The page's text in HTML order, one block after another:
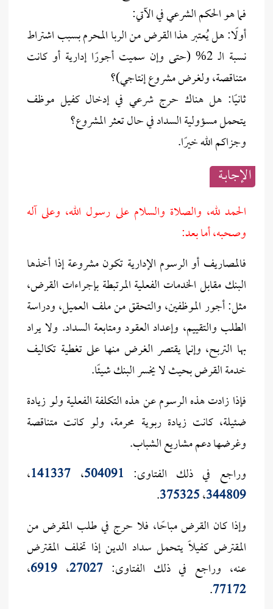
فما هو الحكم الشرعي في الآتي:
أولًا: هل يُعتبر هذا القرض من الربا المحرم بسبب اشتراط
نسبة الـ 2% (حتى وإن سميت أجورًا إدارية أو كانت
متناقصة، ولغرض مشروع إنتاجي)؟
ثانيًا: هل هناك حرج شرعي في إدخال كفيل موظف
يتحمل مسؤولية السداد في حال تعثر المشروع؟
وجزاكم الله خيرًا.
الإجابــة
الحمد لله، والصلاة والسلام على رسول الله، وعلى آله
وصحبه، أما بعد:
فالمصاريف أو الرسوم الإدارية تكون مشروعة إذا أخذها
البنك مقابل الخدمات الفعلية المرتبطة بإجراءات القرض،
مثل: أجور الموظفين، والتحقق من ملف العميل، ودراسة
الطلب والتقييم، وإعداد العقود ومتابعة السداد. ولا يراد
بها التربح، وإنما يقتصر الغرض منها على تغطية تكاليف
خدمة القرض بحيث لا يخسر البنك شيئًا.
فإذا زادت هذه الرسوم عن هذه التكلفة الفعلية ولو زيادة
ضئيلة، كانت زيادة ربوية محرمة، ولو كانت متناقصة
وغرضها دعم مشاريع الشباب.
وراجع في ذلك الفتاوى: 504091، 141337،
344809،375325
.
وإذا كان القرض مباحًا، فلا حرج في طلب المقرض من
المقترض كفيلاً يتحمل سداد الدين إذا تخلف المقترض
عنه، وراجع في ذلك الفتاوى: 27027، 6919،
77172
.